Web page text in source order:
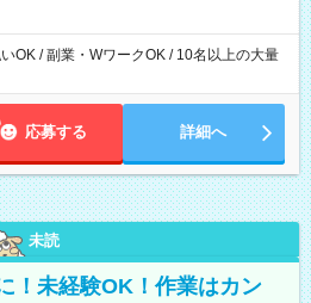
OK / 副業・WワークOK / 10名以上の大量
応募する 詳細へ
未読
！未経験OK！作業はカン